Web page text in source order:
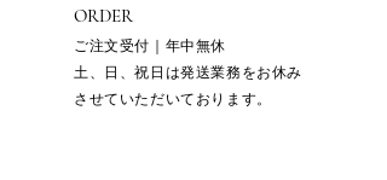
ORDER
ご注文受付｜年中無休
土、日、祝日は発送業務をお休み
させていただいております。